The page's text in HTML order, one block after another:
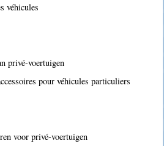
véhicules
privé-voertuigen
pour véhicules particuliers
voor privé-voertuigen